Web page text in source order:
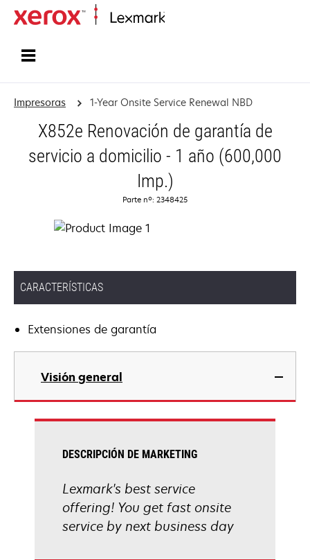
Impresoras 1-Year Onsite Service Renewal NBD
X852e Renovación de garantía de
servicio a domicilio - 1 año (600,000
Imp.)
Parte nº: 2348425
CARACTERÍSTICAS
Extensiones de garantía
Visión general
DESCRIPCIÓN DE MARKETING
Lexmark's best service
offering! You get fast onsite
service by next business day